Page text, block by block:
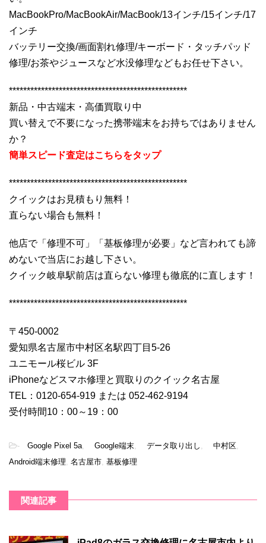
MacBookPro/MacBookAir/MacBook/13インチ/15インチ/17
インチ
バッテリー交換/画面割れ修理/キーボード・タッチパッド
修理/お茶やジュースなど水没修理などもお任せ下さい。
**************************************************
新品・中古端末・高価買取り中
買い替えで不要になった携帯端末をお持ちではありません
か？
簡単スピード査定はこちらをタップ
**************************************************
クイックはお見積もり無料！
直らない場合も無料！
他店で「修理不可」「基板修理が必要」など言われても諦
めないで当店にお越し下さい。
クイック岐阜駅前店は直らない修理も徹底的に直します！
**************************************************
〒450-0002
愛知県名古屋市中村区名駅四丁目5-26
ユニモール桜ビル 3F
iPhoneなどスマホ修理と買取りのクイック名古屋
TEL：0120-654-919 または 052-462-9194
受付時間10：00～19：00
- Google Pixel 5a Google端末 データ取り出し 中村区
Android端末修理 名古屋市 基板修理
関連記事